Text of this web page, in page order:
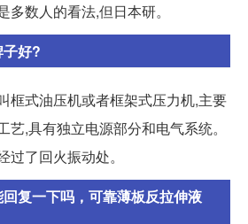
数人的看法,但日本研。
好?
框式油压机或者框架式压力机,主要
艺,具有独立电源部分和电气系统。
了回火振动处。
复一下吗，可靠薄板反拉伸液